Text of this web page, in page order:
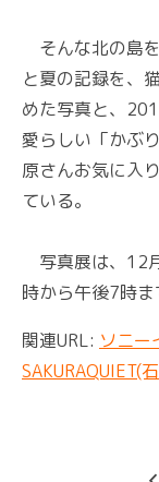
そんな北の島
と夏の記録を、
めた写真と、
愛らしい「かぶ
原さんお気に入
ている。
写真展は、12
時から午後7時ま
関連URL: ソニー
SAKURAQUIET(